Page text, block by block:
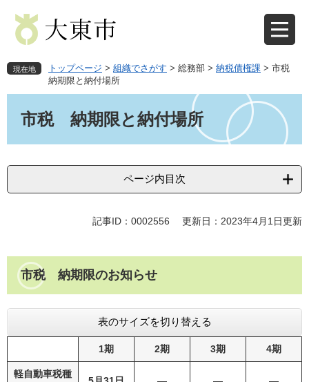
先
で
を
ば
へ
現在地 トップページ > 組織でさがす > 総務部 > 納税債権課 > 市税
納期限と納付場所
市税 納期限と納付場所
ページ内目次
記事ID：0002556 更新日：2023年4月1日更新
市税 納期限のお知らせ
表のサイズを切り替える
1期 2期 3期 4期
軽自動車税種